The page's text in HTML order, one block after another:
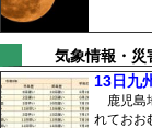
気象情報・災
13日九
鹿児島
れておお